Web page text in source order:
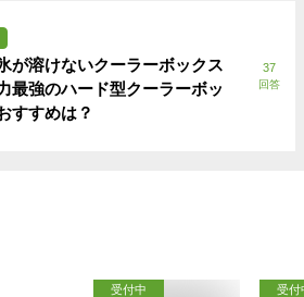
が溶けないクーラーボックス
最強のハード型クーラーボッ
すすめは？
37
回答
受付中 受付